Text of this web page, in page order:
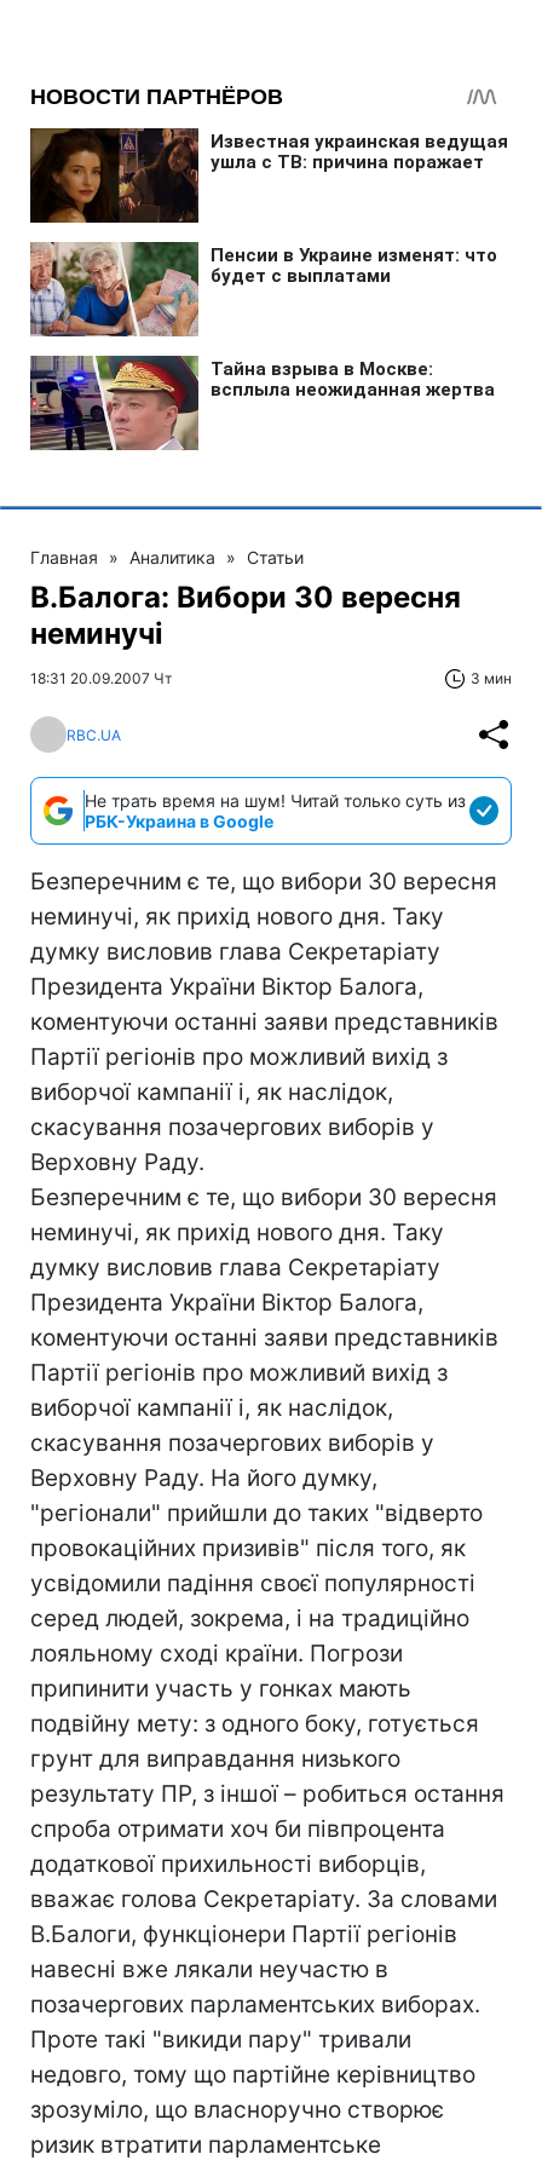
Главная » Аналитика » Статьи
В.Балога: Вибори 30 вересня
неминучі
18:31 20.09.2007 Чт 3 мин
RBC.UA
Не трать время на шум! Читай только суть из
РБК-Украина в Google
Безперечним є те, що вибори 30 вересня
неминучі, як прихід нового дня. Таку
думку висловив глава Секретаріату
Президента України Віктор Балога,
коментуючи останні заяви представників
Партії регіонів про можливий вихід з
виборчої кампанії і, як наслідок,
скасування позачергових виборів у
Верховну Раду.
Безперечним є те, що вибори 30 вересня
неминучі, як прихід нового дня. Таку
думку висловив глава Секретаріату
Президента України Віктор Балога,
коментуючи останні заяви представників
Партії регіонів про можливий вихід з
виборчої кампанії і, як наслідок,
скасування позачергових виборів у
Верховну Раду. На його думку,
"регіонали" прийшли до таких "відверто
провокаційних призивів" після того, як
усвідомили падіння своєї популярності
серед людей, зокрема, і на традиційно
лояльному сході країни. Погрози
припинити участь у гонках мають
подвійну мету: з одного боку, готується
грунт для виправдання низького
результату ПР, з іншої – робиться остання
спроба отримати хоч би півпроцента
додаткової прихильності виборців,
вважає голова Секретаріату. За словами
В.Балоги, функціонери Партії регіонів
навесні вже лякали неучастю в
позачергових парламентських виборах.
Проте такі "викиди пару" тривали
недовго, тому що партійне керівництво
зрозуміло, що власноручно створює
ризик втратити парламентське